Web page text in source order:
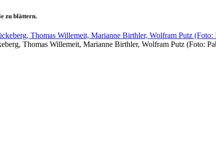
zu blättern.
Thomas Willemeit, Marianne Birthler, Wolfram Putz (Foto: